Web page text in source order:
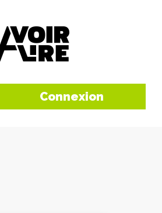
Connexion